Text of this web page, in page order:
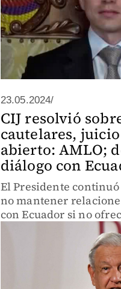
23.05.2024/
CIJ resolvió
cautelares,
abierto: AMLO;
diálogo con
El Presidente
no mantener
con Ecuador si no